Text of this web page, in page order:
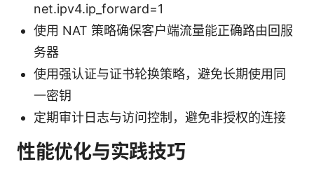
net.ipv4.ip_forward=1
使用 NAT 策略确保客户端流量能正确路由回服
务器
使用强认证与证书轮换策略，避免长期使用同
一密钥
定期审计日志与访问控制，避免非授权的连接
性能优化与实践技巧